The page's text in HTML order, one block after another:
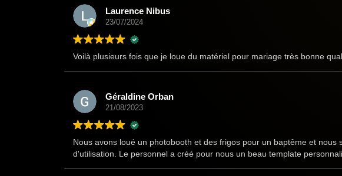
Laurence Nibus
23/07/2024
Voilà plusieurs fois que je loue du matériel pour mariage très bonne
Géraldine Orban
21/08/2023
Nous avons loué un photobooth et des frigos pour un baptême et
d'utilisation. Le personnel a créé pour nous un beau template